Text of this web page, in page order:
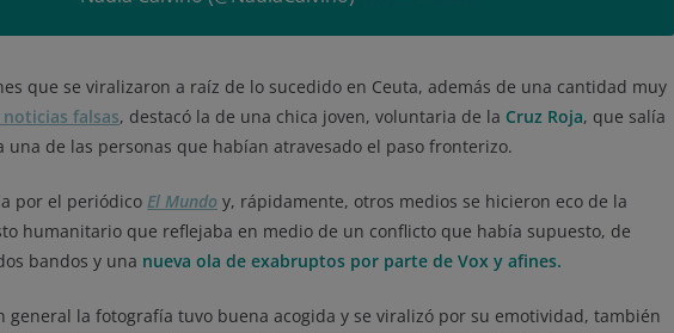
que se viralizaron a raíz de lo sucedido en Ceuta, además de una cantidad muy
falsas, destacó la de una chica joven, voluntaria de la Cruz Roja, que salía
una de las personas que habían atravesado el paso fronterizo.
por el periódico El Mundo y, rápidamente, otros medios se hicieron eco de la
humanitario que reflejaba en medio de un conflicto que había supuesto, de
bandos y una nueva ola de exabruptos por parte de Vox y afines.
general la fotografía tuvo buena acogida y se viralizó por su emotividad, también